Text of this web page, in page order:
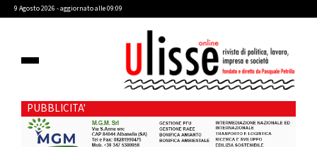
9 Agosto 2026 - aggiornato alle 09:09
PUBBLICITA'